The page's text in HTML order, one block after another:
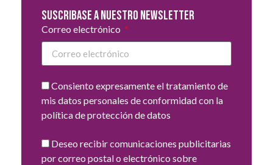
Suscribase a nuestro newsletter
Correo electrónico
Consiento expresamente el tratamiento de
mis datos personales de conformidad con la
política de protección de datos
Deseo recibir comunicaciones publicitarias
por correo postal o electrónico sobre